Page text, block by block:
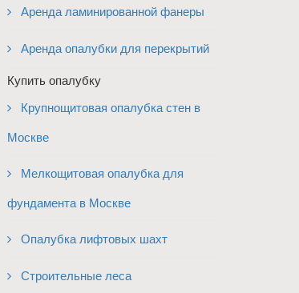
Аренда ламинированной фанеры
Аренда опалубки для перекрытий
Купить опалубку
Крупнощитовая опалубка стен в
Москве
Мелкощитовая опалубка для
фундамента в Москве
Опалубка лифтовых шахт
Строительные леса